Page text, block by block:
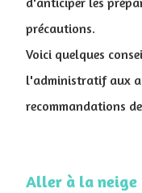
précautions.
Voici quelques
l'administratif aux
recommandations
Aller à la neige